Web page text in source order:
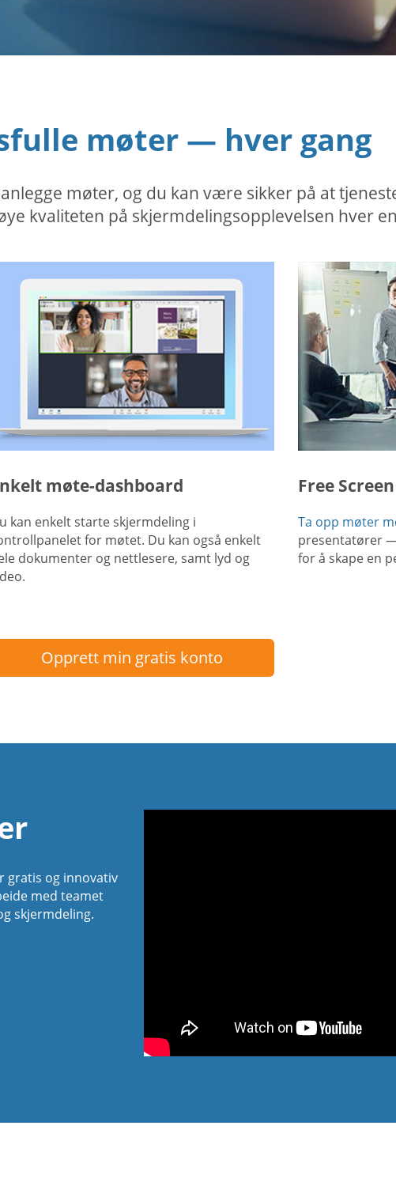
møter — hver gang
møter, og du kan være sikker på at
kvaliteten på skjermdelingsopplevelsen hver
møte-dashboard
kan enkelt starte skjermdeling i
for møtet. Du kan også enkelt
dokumenter og nettlesere, samt lyd og
Free
Ta opp møter
presentatører
for å skape en
Opprett min gratis konto
gratis og innovativ
med teamet
skjermdeling.